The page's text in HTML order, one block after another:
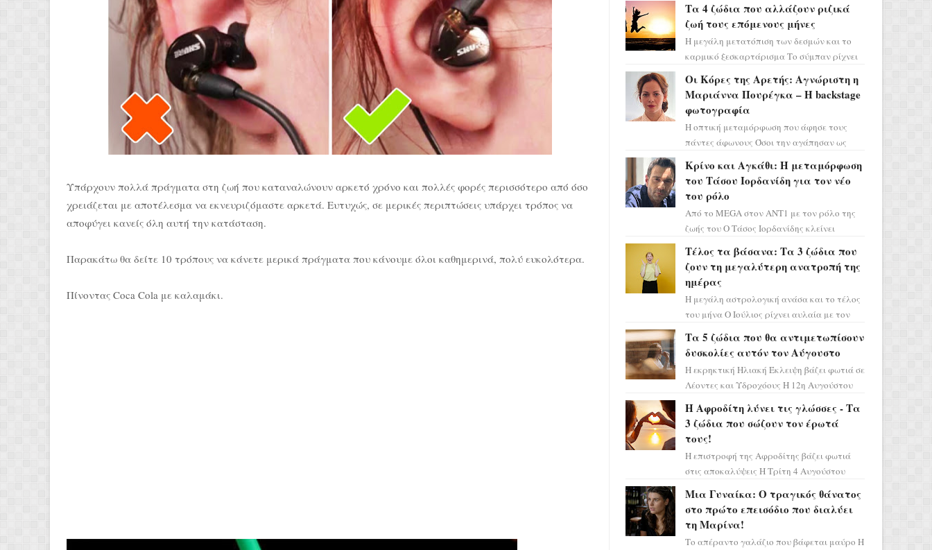
Υπάρχουν πολλά πράγματα στη ζωή που καταναλώνουν αρκετό χρόνο και πολλές φορές περισσότερο από όσο
χρειάζεται με αποτέλεσμα να εκνευριζόμαστε αρκετά. Ευτυχώς, σε μερικές περιπτώσεις υπάρχει τρόπος να
αποφύγει κανείς όλη αυτή την κατάσταση.
Παρακάτω θα δείτε 10 τρόπους να κάνετε μερικά πράγματα που κάνουμε όλοι καθημερινά, πολύ ευκολότερα.
Πίνοντας Coca Cola με καλαμάκι.
πάρετε μια βαθιά α...
Τα 4 ζώδια που αλλάζουν ριζικά
ζωή τους επόμενους μήνες
Η μεγάλη μετατόπιση των δεσμών και το
καρμικό ξεσκαρτάρισμα Το σύμπαν ρίχνει
προειδοποιεί: οι σελην...
Οι Κόρες της Αρετής: Αγνώριστη η
Μαριάννα Πουρέγκα – H backstage
φωτογραφία
Η οπτική μεταμόρφωση που άφησε τους
πάντες άφωνους Όσοι την αγάπησαν ως
πρέπει τώρα να προετοιμαστο...
Κρίνο και Αγκάθι: Η μεταμόρφωση
του Τάσου Ιορδανίδη για τον νέο
του ρόλο
Από το MEGA στον ΑΝΤ1 με τον ρόλο της
ζωής του Ο Τάσος Ιορδανίδης κλείνει
επιτυχίας «Μια Νύχτα Μόνο» ...
Τέλος τα βάσανα: Τα 3 ζώδια που
ζουν τη μεγαλύτερη ανατροπή της
ημέρας
Η μεγάλη αστρολογική ανάσα και το τέλος
του μήνα Ο Ιούλιος ρίχνει αυλαία με τον
περνάει στο ζώδιο τω...
Τα 5 ζώδια που θα αντιμετωπίσουν
δυσκολίες αυτόν τον Αύγουστο
Η εκρηκτική Ηλιακή Έκλειψη βάζει φωτιά σε
Λέοντες και Υδροχόους Η 12η Αυγούστου
χάους, καθώς η Ηλια...
Η Αφροδίτη λύνει τις γλώσσες - Τα
3 ζώδια που σώζουν τον έρωτά
τους!
Η επιστροφή της Αφροδίτης βάζει φωτιά
στις αποκαλύψεις Η Τρίτη 4 Αυγούστου
ορόσημο, καθώς η Αφροδίτη πρ...
Μια Γυναίκα: Ο τραγικός θάνατος
στο πρώτο επεισόδιο που διαλύει
τη Μαρίνα!
Το απέραντο γαλάζιο που βάφεται μαύρο Η